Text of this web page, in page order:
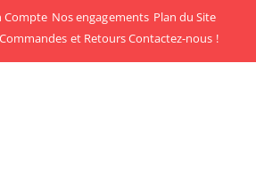
Compte Nos engagements Plan du Site
Commandes et RetoursContactez-nous !